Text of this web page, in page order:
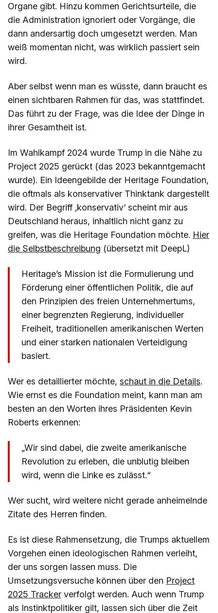
Organe gibt. Hinzu kommen Gerichtsurteile, die
die Administration ignoriert oder Vorgänge, die
dann andersartig doch umgesetzt werden. Man
weiß momentan nicht, was wirklich passiert sein
wird.
Aber selbst wenn man es wüsste, dann braucht es
einen sichtbaren Rahmen für das, was stattfindet.
Das führt zu der Frage, was die Idee der Dinge in
ihrer Gesamtheit ist.
Im Wahlkampf 2024 wurde Trump in die Nähe zu
Project 2025 gerückt (das 2023 bekanntgemacht
wurde). Ein Ideengebilde der Heritage Foundation,
die oftmals als konservativer Thinktank dargestellt
wird. Der Begriff ‚konservativ‘ scheint mir aus
Deutschland heraus, inhaltlich nicht ganz zu
greifen, was die Heritage Foundation möchte. Hier
die Selbstbeschreibung (übersetzt mit DeepL)
Heritage’s Mission ist die Formulierung und
Förderung einer öffentlichen Politik, die auf
den Prinzipien des freien Unternehmertums,
einer begrenzten Regierung, individueller
Freiheit, traditionellen amerikanischen Werten
und einer starken nationalen Verteidigung
basiert.
Wer es detaillierter möchte, schaut in die Details.
Wie ernst es die Foundation meint, kann man am
besten an den Worten ihres Präsidenten Kevin
Roberts erkennen:
„Wir sind dabei, die zweite amerikanische
Revolution zu erleben, die unblutig bleiben
wird, wenn die Linke es zulässt.“
Wer sucht, wird weitere nicht gerade anheimelnde
Zitate des Herren finden.
Es ist diese Rahmensetzung, die Trumps aktuellem
Vorgehen einen ideologischen Rahmen verleiht,
der uns sorgen lassen muss. Die
Umsetzungsversuche können über den Project
2025 Tracker verfolgt werden. Auch wenn Trump
als Instinktpolitiker gilt, lassen sich über die Zeit